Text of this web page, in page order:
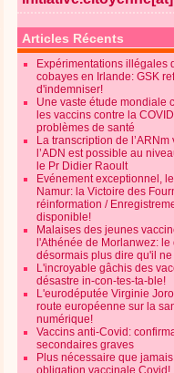
Articles Récents
Expérimentations illégales
cobayes en Irlande: GSK
d'indemniser!
Une vaste étude mondiale
les vaccins contre la
problèmes de santé
La transcription de
l’ADN est possible au
le Pr Didier Raoult
Evénement exceptionnel,
Namur: la Victoire des
réinformation /
disponible!
Malaises des jeunes
l'Athénée de Morlanwez:
désormais plus dire qu'il
L'incroyable gâchis des
désastre in-con-tes-ta-ble!
L'eurodéputée Virginie
route européenne sur la
numérique!
Vaccins anti-Covid:
secondaires graves
Plus nécessaire que
obligation vaccinale Covid!